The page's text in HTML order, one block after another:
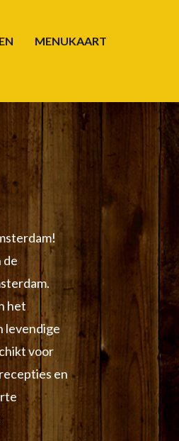
MENUKAART
de
het
levendige
voor
en